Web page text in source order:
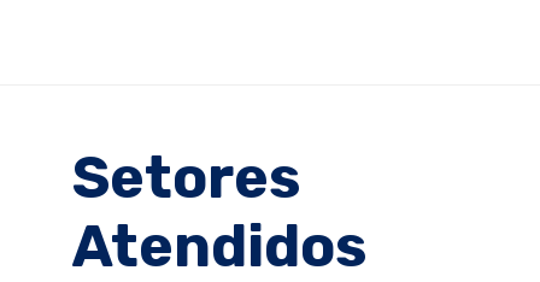
Setores
Atendidos